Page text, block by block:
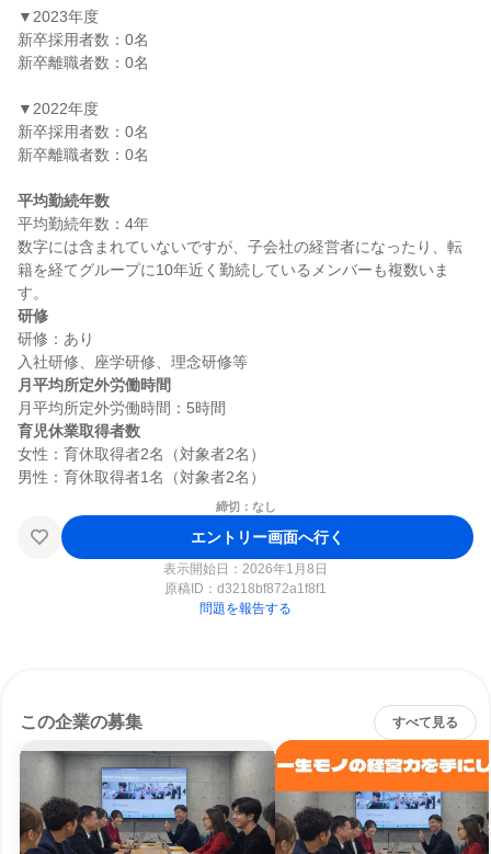
▼2023年度
新卒採用者数：0名
新卒離職者数：0名
▼2022年度
新卒採用者数：0名
新卒離職者数：0名
平均勤続年数
平均勤続年数：4年
数字には含まれていないですが、子会社の経営者になったり、転
籍を経てグループに10年近く勤続しているメンバーも複数いま
研修
研修：あり
月平均所定外労働時間
育児休業取得者数
女性：育休取得者2名（対象者2名）
締切：なし
エントリー画面へ行く
表示開始日：2026年1月8日
原稿ID： d3218bf872a1f8f1
問題を報告する
この企業の募集 すべて見る